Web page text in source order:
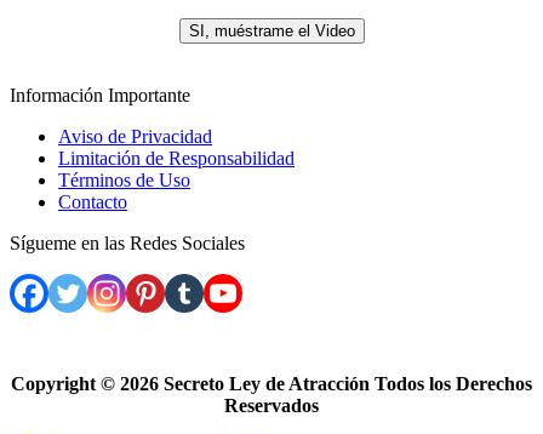
SI, muéstrame el Video
Información Importante
Aviso de Privacidad
Limitación de Responsabilidad
Términos de Uso
Contacto
Sígueme en las Redes Sociales
Copyright © 2026 Secreto Ley de Atracción Todos los Derechos
Reservados